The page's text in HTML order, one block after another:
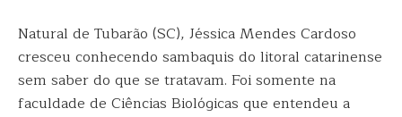
Natural de Tubarão (SC), Jéssica Mendes Cardoso
cresceu conhecendo sambaquis do litoral catarinense
sem saber do que se tratavam. Foi somente na
faculdade de Ciências Biológicas que entendeu a